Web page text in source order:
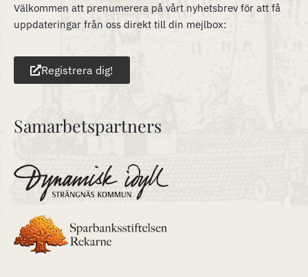
Välkommen att prenumerera på vårt nyhetsbrev för att få
uppdateringar från oss direkt till din mejlbox:
Registrera dig!
Samarbetspartners